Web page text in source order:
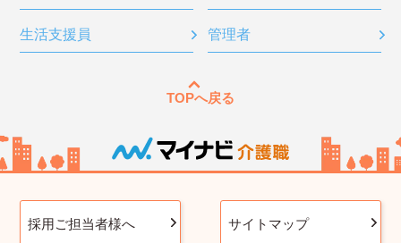
生活支援員 管理者
TOPへ戻る
採用ご担当者様へ サイトマップ